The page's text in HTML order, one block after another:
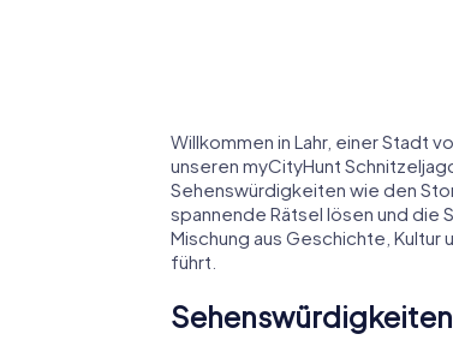
Willkommen in Lahr, einer Stadt
unseren myCityHunt
Sehenswürdigkeiten wie den
spannende Rätsel lösen und die
Mischung aus Geschichte, Kultur
führt.